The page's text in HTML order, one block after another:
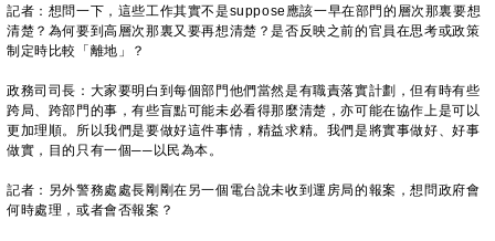
記者：想問一下，這些工作其實不是suppose應該一早在部門的層次那裏要想
清楚？為何要到高層次那裏又要再想清楚？是否反映之前的官員在思考或政策
制定時比較「離地」？
政務司司長：大家要明白到每個部門他們當然是有職責落實計劃，但有時有些
跨局、跨部門的事，有些盲點可能未必看得那麼清楚，亦可能在協作上是可以
更加理順。所以我們是要做好這件事情，精益求精。我們是將實事做好、好事
做實，目的只有一個──以民為本。
記者：另外警務處處長剛剛在另一個電台說未收到運房局的報案，想問政府會
何時處理，或者會否報案？